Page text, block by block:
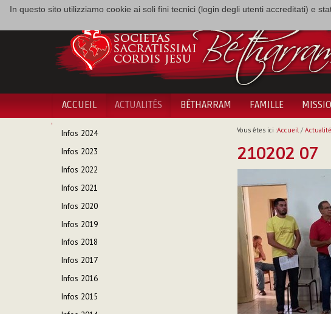
In questo sito utilizziamo cookie ai soli fini tecnici (login degli utenti accreditati) e
ACCUEIL ACTUALITÉS BÉTHARRAM FAMILLE
NAVIGATION
Infos 2024
Infos 2023
Infos 2022
Infos 2021
Infos 2020
Infos 2019
Infos 2018
Infos 2017
Infos 2016
Infos 2015
Vous êtes ici :Accueil/
210202 07